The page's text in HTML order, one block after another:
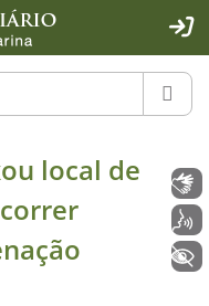
- Rybená
de
local de
Libras
+ Acessibilidade